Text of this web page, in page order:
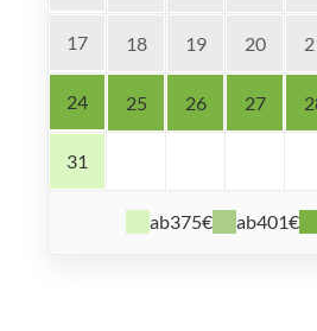
17 18 19 20
24 25 26 27
31
ab375€ ab401€